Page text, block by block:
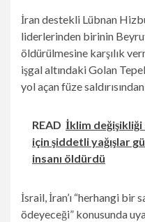
İran destekli Lübnan
liderlerinden birinin
öldürülmesine karşılık
işgal altındaki Golan
yol açan füze
READ İklim değişikliği
için şiddetli yağışlar
insanı öldürdü
İsrail, İran’ı “herhangi bir
ödeyeceği” konusunda